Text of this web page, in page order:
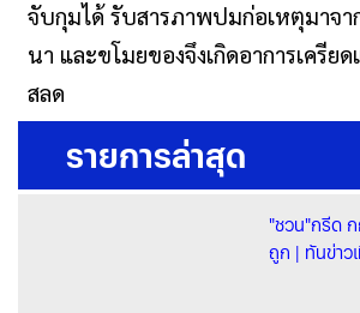
จับกุมได้ รับสารภาพปมก่อเหตุมาจา
นา และขโมยของจึงเกิดอาการเครีย
สลด
รายการล่าสุด
"ชวน"กรีด
ถูก | ทันข่าว